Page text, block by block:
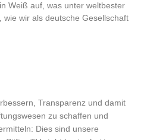
Weiß auf, was unter weltbester
wir als deutsche Gesellschaft
Transparenz und damit
zu schaffen und
Dies sind unsere